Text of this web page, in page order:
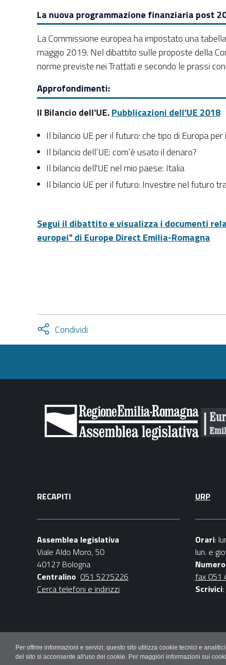
Per offrire informazioni e servizi, questo sito utilizza cookie tecnici e
del sito si acconsente all'uso dei cookie. Per maggiori informazioni sui
La nuova programmazione finanziaria post
La Commissione europea ha impostato una
maggio 2019. Nel dibattito sulle proposte della
norme previste nei Trattati e secondo le prassi
Approfondimenti:
Il Bilancio dell'UE.Pubblicazioni dell'UE 2018
Il bilancio UE per il futuro: che tipo di Europa
Il bilancio dell’UE: com’è usato il denaro?
Il bilancio dell'UE nel mio paese: Italia
Il bilancio UE per il futuro: Investire nel futuro
Segui il dibattito e visualizza i documenti
europei" di Europe Direct Emilia-Romagna
Condividi
facebook
twitter
Attiva
condividi
RECAPITI
Assemblea legislativa
Viale Aldo Moro, 50
40127 Bologna
Centralino 051 5275226
Cerca telefoni e indirizzi
URP
Orari:
lun. e
fax 051
Scrivici: